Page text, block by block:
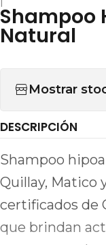
Shampoo
Natural
Mostrar
DESCRIPCIÓN
Shampoo
Quillay, Matico
certificados de
que brindan